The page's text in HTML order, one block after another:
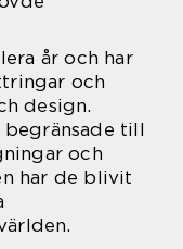
år och har
och
design.
begränsade till
och
har de blivit